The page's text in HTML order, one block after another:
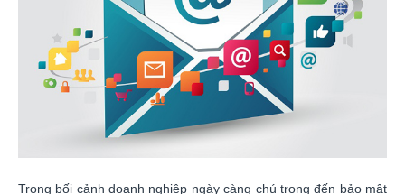
Trong bối cảnh doanh nghiệp ngày càng chú trọng đến bảo mật